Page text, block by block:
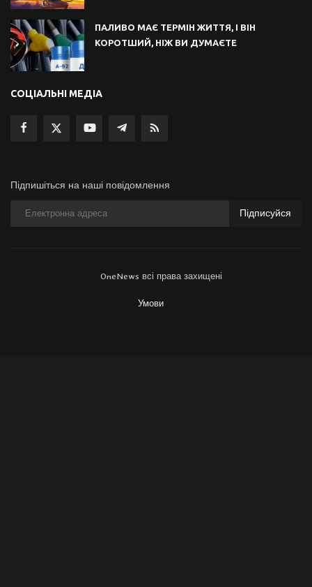
ПАЛИВО МАЄ ТЕРМІН ЖИТТЯ, І ВІН
КОРОТШИЙ, НІЖ ВИ ДУМАЄТЕ
СОЦІАЛЬНІ МЕДІА
Підпишіться на наші повідомлення
Підписуйся
OneNews всі права захищені
Умови